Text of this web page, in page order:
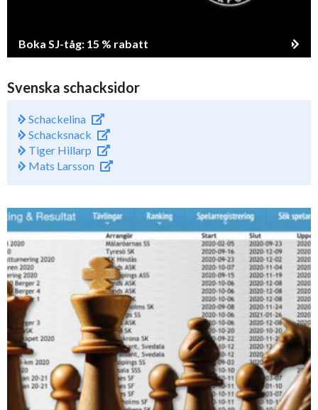
Boka SJ-tåg: 15 % rabatt
Svenska schacksidor
Schackelina
Schacksnack
Tiger Hillarp
Mats Larsson